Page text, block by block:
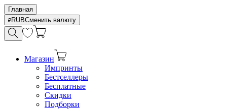
Главная
RUBСменить валюту
Магазин
Импринты
Бестселлеры
Бесплатные
Скидки
Подборки